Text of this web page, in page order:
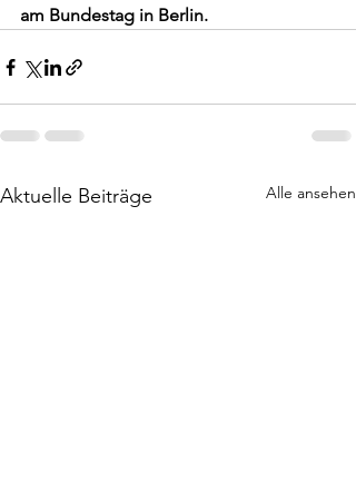
am Bundestag in Berlin.
Aktuelle Beiträge Alle ansehen